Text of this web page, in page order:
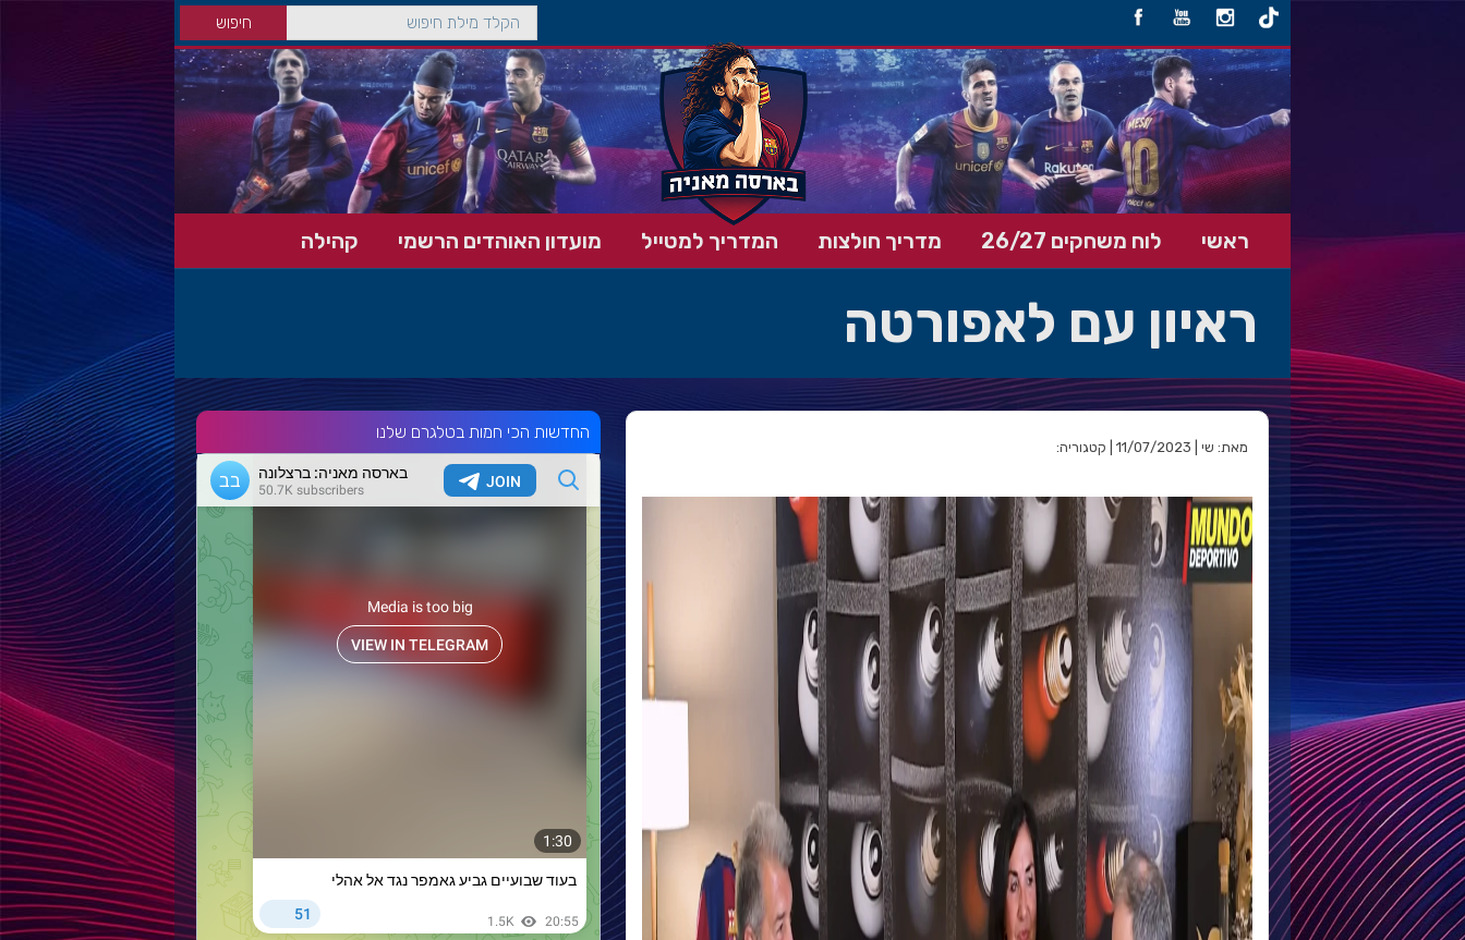
ראשי לוח משחקים 26/27 מדריך חולצות המדריך למטייל מועדון האוהדים הרשמי קהילה
ראיון עם לאפורטה
מאת: שי | 11/07/2023 | קטגוריה:
החדשות הכי חמות בטלגרם שלנו